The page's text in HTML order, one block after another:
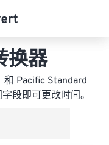
换器
和 Pacific Standard
段即可更改时间。